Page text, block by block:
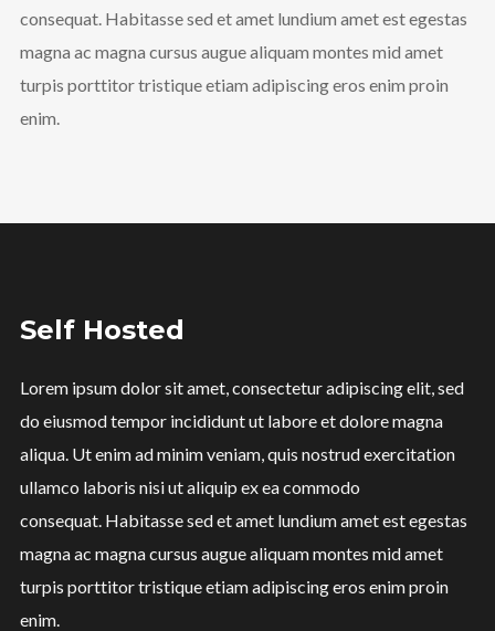
consequat. Habitasse sed et amet lundium amet est egestas
magna ac magna cursus augue aliquam montes mid amet
turpis porttitor tristique etiam adipiscing eros enim proin
enim.
Self Hosted
Lorem ipsum dolor sit amet, consectetur adipiscing elit, sed
do eiusmod tempor incididunt ut labore et dolore magna
aliqua. Ut enim ad minim veniam, quis nostrud exercitation
ullamco laboris nisi ut aliquip ex ea commodo
consequat. Habitasse sed et amet lundium amet est egestas
magna ac magna cursus augue aliquam montes mid amet
turpis porttitor tristique etiam adipiscing eros enim proin
enim.